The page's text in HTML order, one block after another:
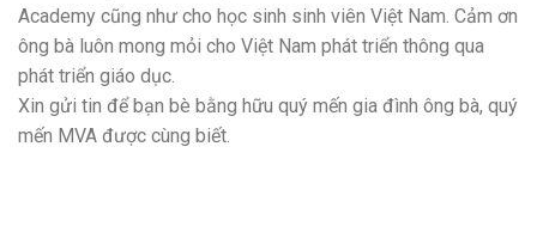
Academy cũng như cho học sinh sinh viên Việt Nam. Cảm ơn
ông bà luôn mong mỏi cho Việt Nam phát triển thông qua
phát triển giáo dục.
Xin gửi tin để bạn bè bằng hữu quý mến gia đình ông bà, quý
mến MVA được cùng biết.